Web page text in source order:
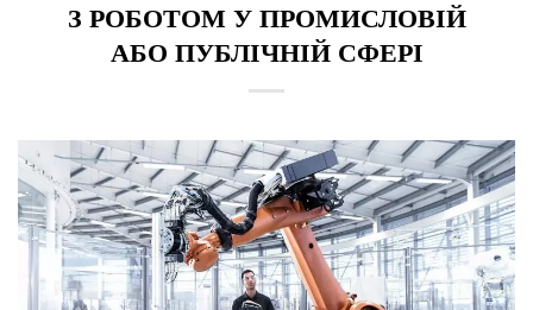
З РОБОТОМ У ПРОМИСЛОВІЙ
АБО ПУБЛІЧНІЙ СФЕРІ